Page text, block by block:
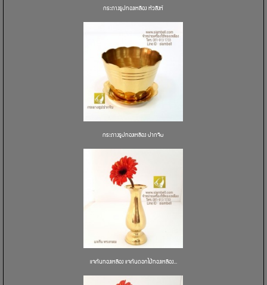
กระถางธูปทองเหลือง หัวสิงห์
กระถางธูปทองเหลือง ปากจีบ
แจกันทองเหลือง แจกันดอกไม้ทองเหลือง...